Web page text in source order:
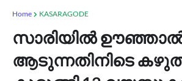
Home KASARAGODE
സാരിയിൽ ഊഞ്ഞാൽ
ആടുന്നതിനിടെ